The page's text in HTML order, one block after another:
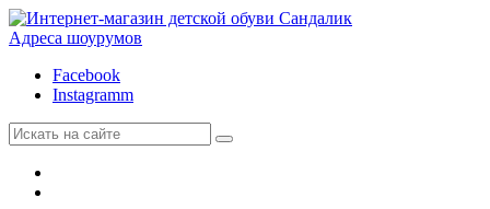
Адреса шоурумов
Facebook
Instagramm